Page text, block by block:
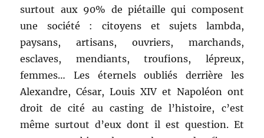
surtout aux 90% de piétaille qui composent
une société : citoyens et sujets lambda,
paysans, artisans, ouvriers, marchands,
esclaves, mendiants, troufions, lépreux,
femmes… Les éternels oubliés derrière les
Alexandre, César, Louis XIV et Napoléon ont
droit de cité au casting de l’histoire, c’est
même surtout d’eux dont il est question. Et